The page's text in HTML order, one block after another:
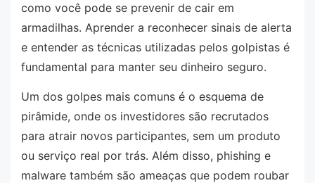
como você pode se prevenir de cair em
armadilhas. Aprender a reconhecer sinais de alerta
e entender as técnicas utilizadas pelos golpistas é
fundamental para manter seu dinheiro seguro.
Um dos golpes mais comuns é o esquema de
pirâmide, onde os investidores são recrutados
para atrair novos participantes, sem um produto
ou serviço real por trás. Além disso, phishing e
malware também são ameaças que podem roubar